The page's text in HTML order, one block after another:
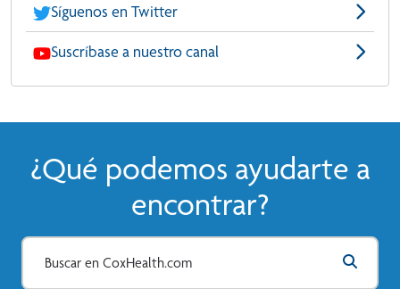
Síguenos en Twitter
Suscríbase a nuestro canal
¿Qué podemos ayudarte a
encontrar?